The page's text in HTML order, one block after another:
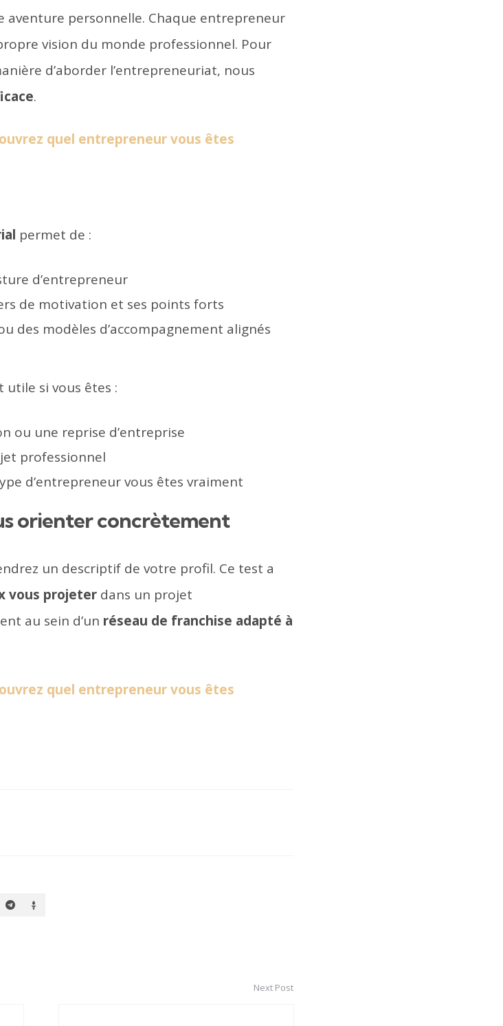
aventure personnelle. Chaque entrepreneur
vision du monde professionnel. Pour
d’aborder l’entrepreneuriat, nous
.
quel entrepreneur vous êtes
permet de :
d’entrepreneur
de motivation et ses points forts
des modèles d’accompagnement alignés
si vous êtes :
ou une reprise d’entreprise
professionnel
d’entrepreneur vous êtes vraiment
orienter concrètement
un descriptif de votre profil. Ce test a
vous projeter dans un projet
au sein d’un réseau de franchise adapté à
quel entrepreneur vous êtes
Next Post